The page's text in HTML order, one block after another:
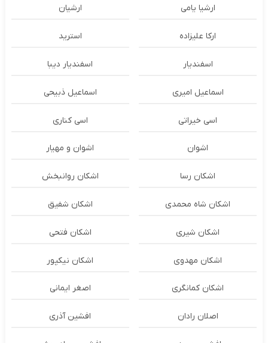
ارشیا یامی ارشیان
ارکا علیزاده استرید
اسفندیار اسفندیار دیبا
اسماعیل امیری اسماعیل ذبیحی
اسی خیراتی اسی کناری
اشوان اشوان و مهیار
اشکان رسا اشکان روانبخش
اشکان شاه محمدی اشکان شفیق
اشکان شیری اشکان فتحی
اشکان مهدوی اشکان نیکپور
اشکان‌ کمانگری اصغر ایمانی
اصلان رادان افشین آذری